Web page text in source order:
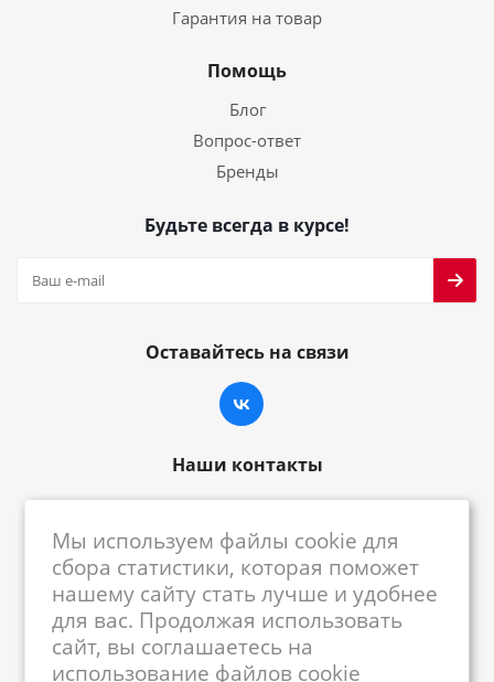
Гарантия на товар
Помощь
Блог
Вопрос-ответ
Бренды
Будьте всегда в курсе!
Оставайтесь на связи
Наши контакты
centrkkm@centrkkm.ru
185005, г. Петрозаводск, ул. Промышленная,
1/26
Мы используем файлы cookie для
сбора статистики, которая поможет
нашему сайту стать лучше и удобнее
для вас. Продолжая использовать
сайт, вы соглашаетесь на
использование файлов cookie